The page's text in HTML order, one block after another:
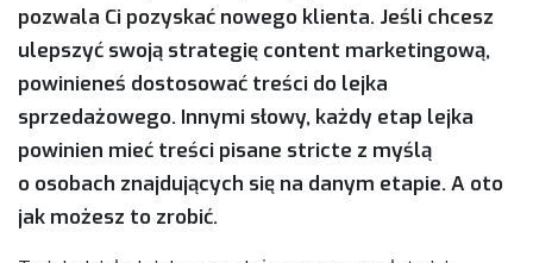
pozwala Ci pozyskać nowego klienta. Jeśli chcesz
ulepszyć swoją strategię content marketingową,
powinieneś dostosować treści do lejka
sprzedażowego. Innymi słowy, każdy etap lejka
powinien mieć treści pisane stricte z myślą
o osobach znajdujących się na danym etapie. A oto
jak możesz to zrobić.